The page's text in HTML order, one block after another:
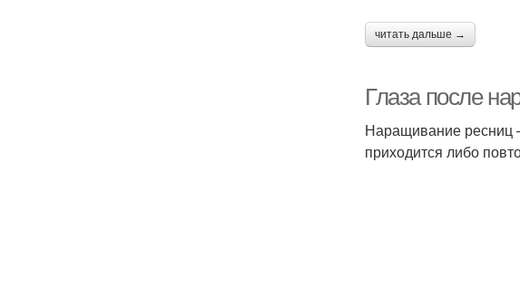
читать дальше →
Глаза после
Наращивание ресниц
приходится либо